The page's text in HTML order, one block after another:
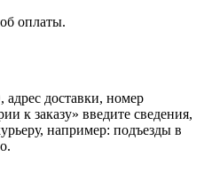
оплаты.
доставки, номер
к заказу» введите сведения,
например: подъезды в